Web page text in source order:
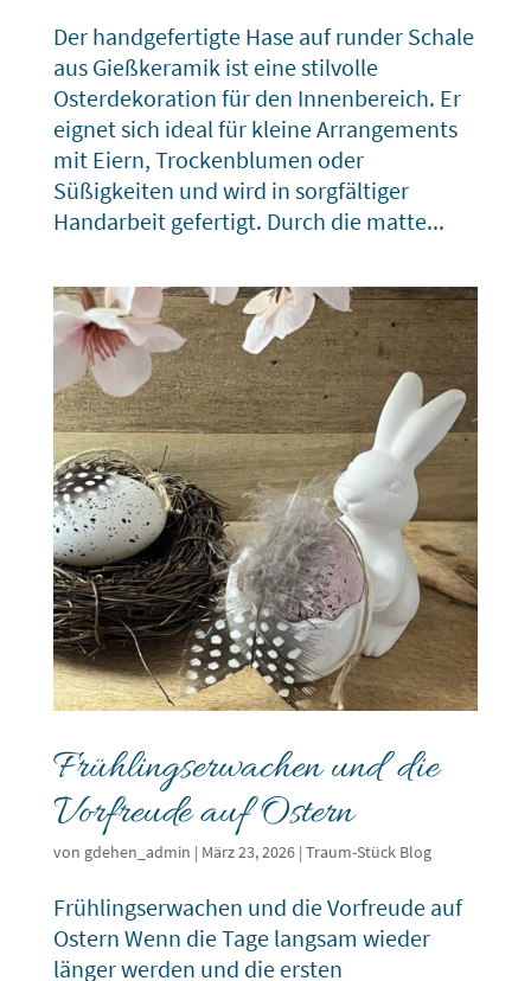
Der handgefertigte Hase auf runder Schale
aus Gießkeramik ist eine stilvolle
Osterdekoration für den Innenbereich. Er
eignet sich ideal für kleine Arrangements
mit Eiern, Trockenblumen oder
Süßigkeiten und wird in sorgfältiger
Handarbeit gefertigt. Durch die matte...
Frühlingserwachen und die
Vorfreude auf Ostern
von gdehen_admin | März 23, 2026| Traum-Stück Blog
Frühlingserwachen und die Vorfreude auf
Ostern Wenn die Tage langsam wieder
länger werden und die ersten